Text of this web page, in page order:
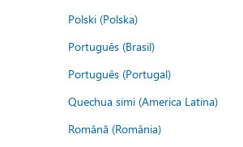
Polski (Polska)
Português (Brasil)
Português (Portugal)
Quechua simi (America Latina)
Română (România)